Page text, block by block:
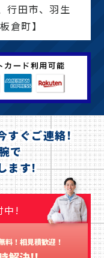
行田市、羽生
倉町】
すぐご連絡!
で
ます!
中!
料！相見積歓迎！